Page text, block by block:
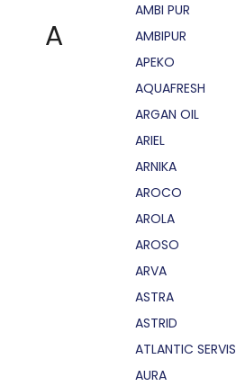
A
AMBI PUR
AMBIPUR
APEKO
AQUAFRESH
ARGAN OIL
ARIEL
ARNIKA
AROCO
AROLA
AROSO
ARVA
ASTRA
ASTRID
ATLANTIC SERVIS
AURA